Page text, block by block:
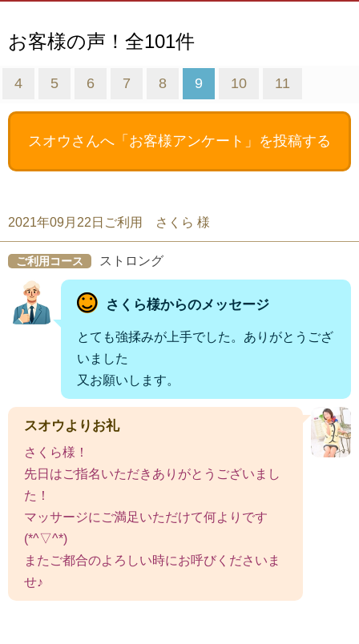
お客様の声！全101件
4 5 6 7 8 9 10 11
スオウさんへ 「お客様アンケート」を投稿する
2021年09月22日ご利用 さくら 様
ご利用コース ストロング
さくら様からのメッセージ
とても強揉みが上手でした。ありがとうござ
いました
又お願いします。
スオウよりお礼
さくら様！
先日はご指名いただきありがとうございまし
た！
マッサージにご満足いただけて何よりです
(*^▽^*)
またご都合のよろしい時にお呼びくださいま
せ♪